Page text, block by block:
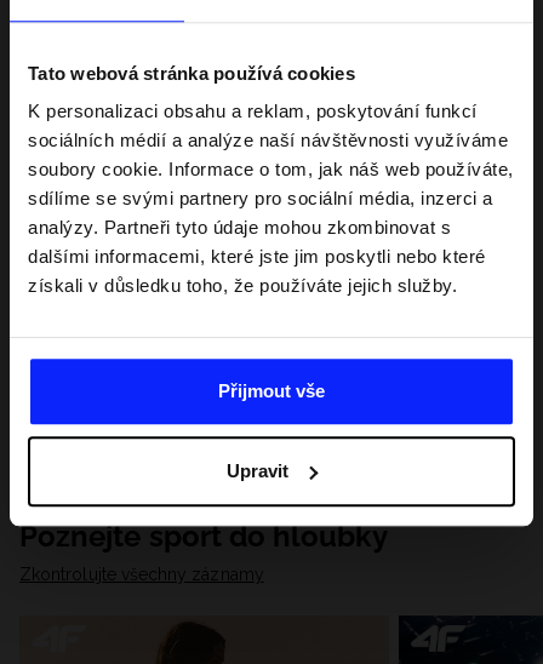
Tato webová stránka používá cookies
K personalizaci obsahu a reklam, poskytování funkcí
sociálních médií a analýze naší návštěvnosti využíváme
soubory cookie. Informace o tom, jak náš web používáte,
sdílíme se svými partnery pro sociální média, inzerci a
analýzy. Partneři tyto údaje mohou zkombinovat s
dalšími informacemi, které jste jim poskytli nebo které
získali v důsledku toho, že používáte jejich služby.
Přijmout vše
Upravit
Poznejte sport do hloubky
Zkontrolujte všechny záznamy